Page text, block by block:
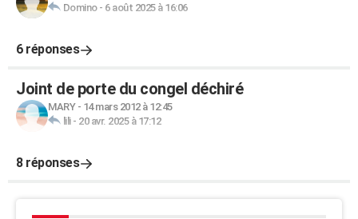
Domino- 6 août 2025 à 16:06
6 réponses
Joint de porte du congel déchiré
MARY- 14 mars 2012 à 12:45
lili- 20 avr. 2025 à 17:12
8 réponses